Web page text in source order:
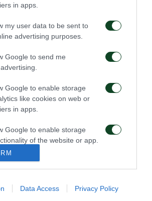
in apps.
my user data to be sent to
advertising purposes.
Google to send me
Google to enable storage
like cookies on web or
in apps.
Google to enable storage
of the website or app.
Google to enable storage
Google to enable storage
Data Access Privacy Policy
για Ιατρική ενημέρωση για
04/08/2026